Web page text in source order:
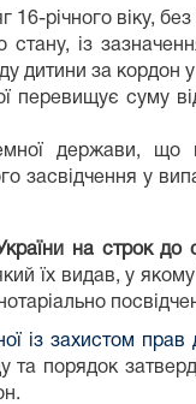
річного віку, без
стану, із
дитини за кордон
перевищує суму
держави, що
засвідчення у
на строк до
їх видав, у
із захистом прав
та порядок